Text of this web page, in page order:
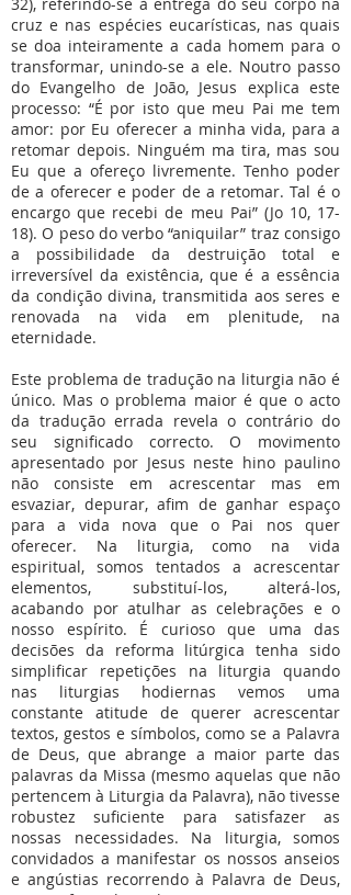
cruz e nas espécies eucarísticas, nas quais
se doa inteiramente a cada homem para o
transformar, unindo-se a ele. Noutro passo
do Evangelho de João, Jesus explica este
processo: “É por isto que meu Pai me tem
amor: por Eu oferecer a minha vida, para a
retomar depois. Ninguém ma tira, mas sou
Eu que a ofereço livremente. Tenho poder
de a oferecer e poder de a retomar. Tal é o
encargo que recebi de meu Pai” (Jo 10, 17-
18). O peso do verbo “aniquilar” traz consigo
a possibilidade da destruição total e
irreversível da existência, que é a essência
da condição divina, transmitida aos seres e
renovada na vida em plenitude, na
eternidade.
Este problema de tradução na liturgia não é
único. Mas o problema maior é que o acto
da tradução errada revela o contrário do
seu significado correcto. O movimento
apresentado por Jesus neste hino paulino
não consiste em acrescentar mas em
esvaziar, depurar, afim de ganhar espaço
para a vida nova que o Pai nos quer
oferecer. Na liturgia, como na vida
espiritual, somos tentados a acrescentar
elementos, substituí-los, alterá-los,
acabando por atulhar as celebrações e o
nosso espírito. É curioso que uma das
decisões da reforma litúrgica tenha sido
simplificar repetições na liturgia quando
nas liturgias hodiernas vemos uma
constante atitude de querer acrescentar
textos, gestos e símbolos, como se a Palavra
de Deus, que abrange a maior parte das
palavras da Missa (mesmo aquelas que não
pertencem à Liturgia da Palavra), não tivesse
robustez suficiente para satisfazer as
nossas necessidades. Na liturgia, somos
convidados a manifestar os nossos anseios
e angústias recorrendo à Palavra de Deus,